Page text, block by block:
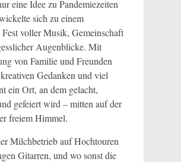
eine Idee zu Pandemiezeiten
sich zu einem
voller Musik, Gemeinschaft
Augenblicke. Mit
von Familie und Freunden
Gedanken und viel
ein Ort, an dem gelacht,
gefeiert wird – mitten auf der
freiem Himmel.
Milchbetrieb auf Hochtouren
Gitarren, und wo sonst die